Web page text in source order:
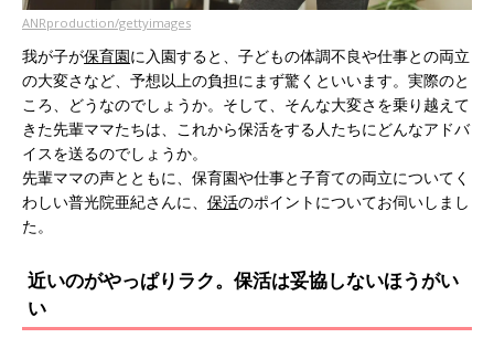
ANRproduction/gettyimages
我が子が保育園に入園すると、子どもの体調不良や仕事との両立
の大変さなど、予想以上の負担にまず驚くといいます。実際のと
ころ、どうなのでしょうか。そして、そんな大変さを乗り越えて
きた先輩ママたちは、これから保活をする人たちにどんなアドバ
イスを送るのでしょうか。
先輩ママの声とともに、保育園や仕事と子育ての両立についてく
わしい普光院亜紀さんに、 保活のポイントについてお伺いしまし
た。
近いのがやっぱりラク。保活は妥協しないほうがい
い